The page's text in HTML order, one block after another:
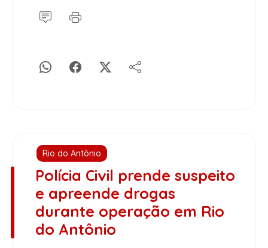
Rio do Antônio
Polícia Civil prende suspeito
e apreende drogas
durante operação em Rio
do Antônio